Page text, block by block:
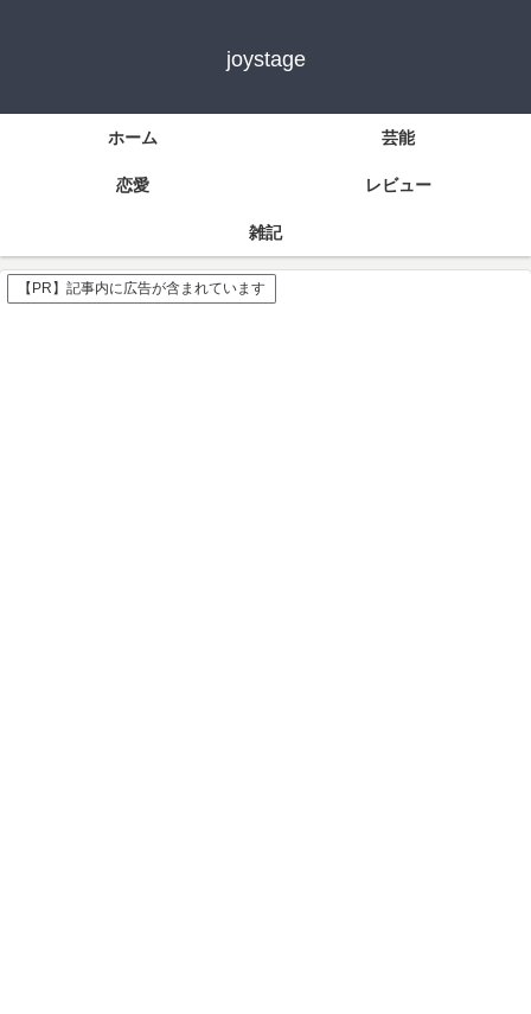
joystage
ホーム 芸能
恋愛 レビュー
雑記
【PR】記事内に広告が含まれています